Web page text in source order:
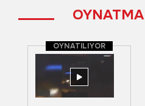
OYNATILIYOR